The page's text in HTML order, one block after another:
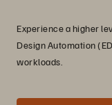
Experience a higher
Design Automation
workloads.